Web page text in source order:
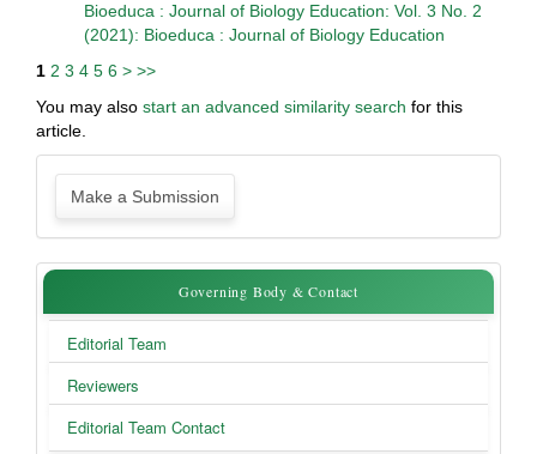
Bioeduca : Journal of Biology Education: Vol. 3 No. 2
(2021): Bioeduca : Journal of Biology Education
1 2 3 4 5 6 > >>
You may also start an advanced similarity search for this
article.
Make
a
Submission
Make a Submission
Governing
Body
&
Contact
Governing Body & Contact
Editorial Team
Reviewers
Editorial Team Contact